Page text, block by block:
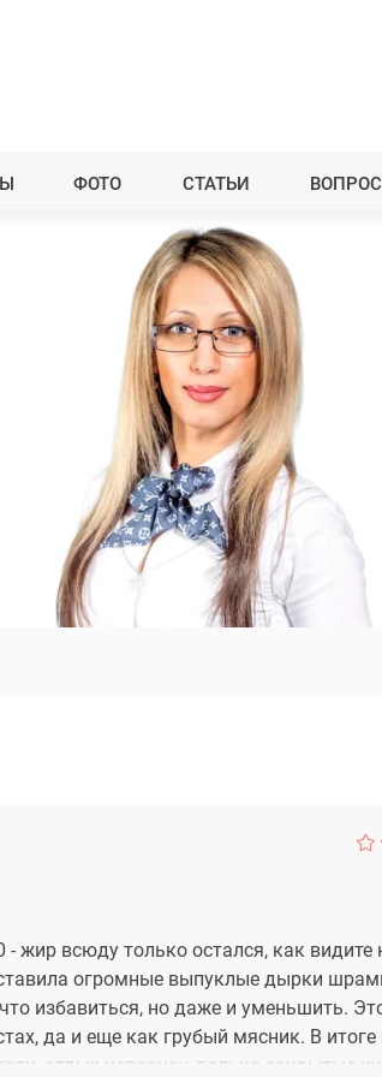
ФОТО СТАТЬИ
жир всюду только остался, как видите
огромные выпуклые дырки
избавиться, но даже и уменьшить.
да и еще как грубый мясник. В итоге
отдых испорчен, только закрытые